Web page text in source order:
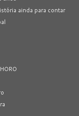
ainda para contar